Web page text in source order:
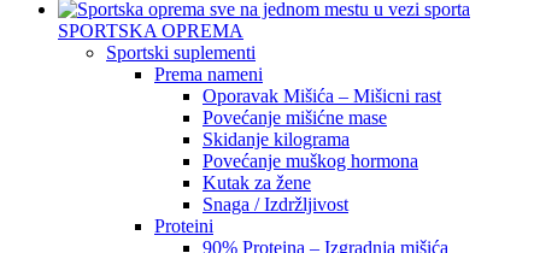
SPORTSKA OPREMA
Sportski suplementi
Prema nameni
Oporavak Mišića – Mišicni rast
Povećanje mišićne mase
Skidanje kilograma
Povećanje muškog hormona
Kutak za žene
Snaga / Izdržljivost
Proteini
90% Proteina – Izgradnja mišića